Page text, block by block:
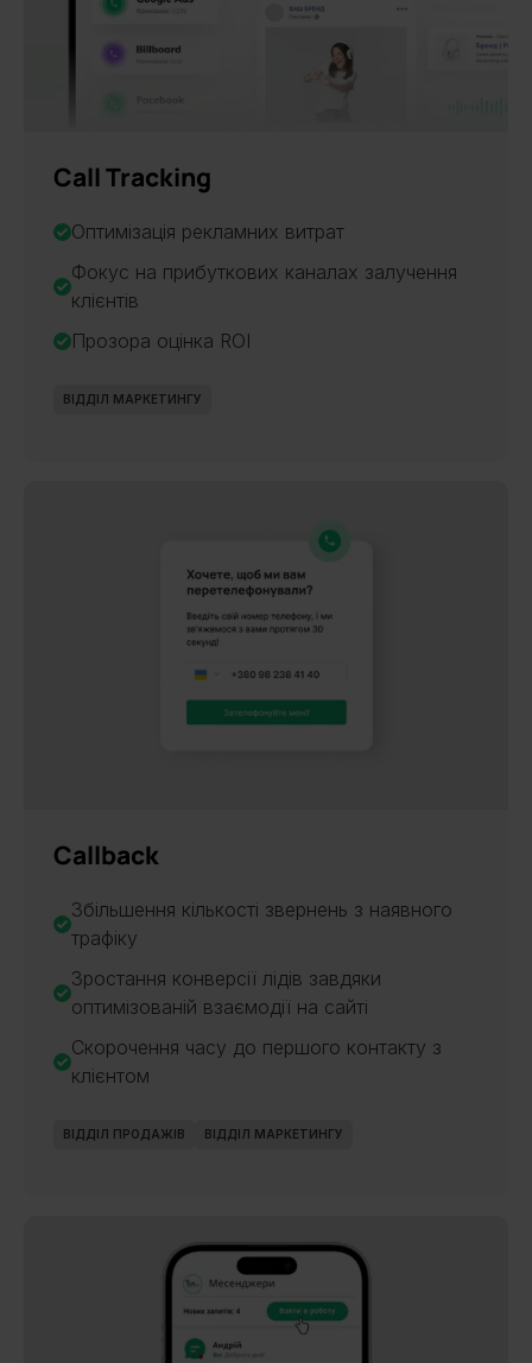
Call Tracking
Оптимізація рекламних витрат
Фокус на прибуткових каналах залучення
клієнтів
Прозора оцінка ROI
ВІДДІЛ МАРКЕТИНГУ
Callback
Збільшення кількості звернень з наявного
трафіку
Зростання конверсії лідів завдяки
оптимізованій взаємодії на сайті
Скорочення часу до першого контакту з
клієнтом
ВІДДІЛ ПРОДАЖІВ ВІДДІЛ МАРКЕТИНГУ